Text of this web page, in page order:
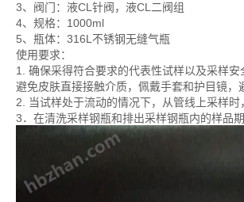
3、阀门：液CL针阀，液CL二阀组
4、规格：1000ml
5、瓶体：316L不锈钢无缝气瓶
使用要求：
1. 确保采得符合要求的代表性试样以及采样
避免皮肤直接接触介质，佩戴手套和护目镜，
2. 当试样处于流动的情况下，从管线上采样
3．在清洗采样钢瓶和排出采样钢瓶内的样品